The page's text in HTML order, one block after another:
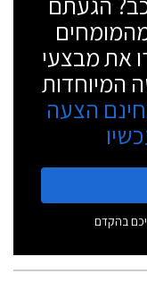
את מבצעי
המיוחדות
הצעה
בהקדם